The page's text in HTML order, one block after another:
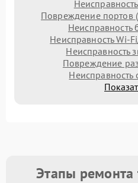
Повреждение портов
Неисправность
Неисправность Wi-
Неисправность
Повреждение
Неисправность
Этапы ремонта